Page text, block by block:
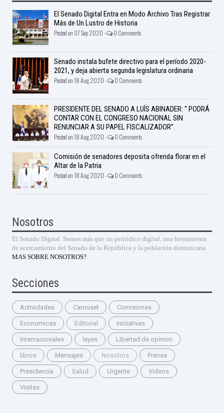
El Senado Digital Entra en Modo Archivo Tras Registrar
Más de Un Lustro de Historia
Posted on 07 Sep 2020 - 0 Comments
Senado instala bufete directivo para el período 2020-
2021, y deja abierta segunda legislatura ordinaria
Posted on 18 Aug 2020 - 0 Comments
PRESIDENTE DEL SENADO A LUÍS ABINADER: “ PODRÁ
CONTAR CON EL CONGRESO NACIONAL SIN
RENUNCIAR A SU PAPEL FISCALIZADOR”.
Posted on 18 Aug 2020 - 0 Comments
Comisión de senadores deposita ofrenda florar en el
Altar de la Patria
Posted on 18 Aug 2020 - 0 Comments
Nosotros
El Senado Digital. Somos más que un periódico digital, una herramienta
de acercamiento del Senado de la República y la población dominicana.
MAS SOBRE NOSOTROS?
Secciones
Actividades Carousel Comisiones
Economicas Editorial Iniciativas
Internacionales leyes Libertad de opinion
libros Mensajes Nosotros Prensa
Presidencia Salud Urgente Videos
Visitas